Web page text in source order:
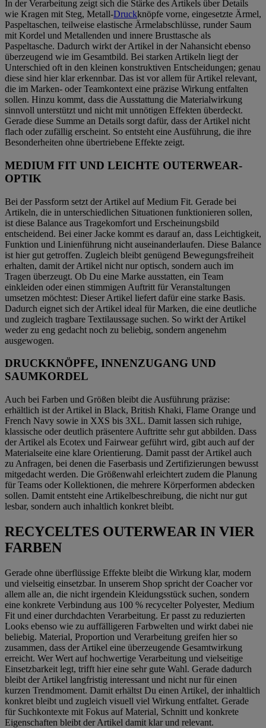
In der Verarbeitung zeigt sich die Stärke des Artikels über Details
wie Kragen mit Steg, Metall-Druckknöpfe vorne, eingesetzte Ärmel,
Paspeltaschen, teilweise elastische Ärmelabschlüsse, runder Saum
mit Kordel und Metallenden und innere Brusttasche als
Paspeltasche. Dadurch wirkt der Artikel in der Nahansicht ebenso
überzeugend wie im Gesamtbild. Bei starken Artikeln liegt der
Unterschied oft in den kleinen konstruktiven Entscheidungen; genau
diese sind hier klar erkennbar. Das ist vor allem für Artikel relevant,
die im Marken- oder Teamkontext eine präzise Wirkung entfalten
sollen. Hinzu kommt, dass die Ausstattung die Materialwirkung
sinnvoll unterstützt und nicht mit unnötigen Effekten überdeckt.
Gerade diese Summe an Details sorgt dafür, dass der Artikel nicht
flach oder zufällig erscheint. So entsteht eine Ausführung, die ihre
Besonderheiten ohne übertriebene Effekte zeigt.
MEDIUM FIT UND LEICHTE OUTERWEAR-
OPTIK
Bei der Passform setzt der Artikel auf Medium Fit. Gerade bei
Artikeln, die in unterschiedlichen Situationen funktionieren sollen,
ist diese Balance aus Tragekomfort und Erscheinungsbild
entscheidend. Bei einer Jacke kommt es darauf an, dass Leichtigkeit,
Funktion und Linienführung nicht auseinanderlaufen. Diese Balance
ist hier gut getroffen. Zugleich bleibt genügend Bewegungsfreiheit
erhalten, damit der Artikel nicht nur optisch, sondern auch im
Tragen überzeugt. Ob Du eine Marke ausstatten, ein Team
einkleiden oder einen stimmigen Auftritt für Veranstaltungen
umsetzen möchtest: Dieser Artikel liefert dafür eine starke Basis.
Dadurch eignet sich der Artikel ideal für Marken, die eine deutliche
und zugleich tragbare Textilaussage suchen. So wirkt der Artikel
weder zu eng gedacht noch zu beliebig, sondern angenehm
ausgewogen.
DRUCKKNÖPFE, INNENZUGANG UND
SAUMKORDEL
Auch bei Farben und Größen bleibt die Ausführung präzise:
erhältlich ist der Artikel in Black, British Khaki, Flame Orange und
French Navy sowie in XXS bis 3XL. Damit lassen sich ruhige,
klassische oder deutlich präsentere Auftritte sehr gut abbilden. Dass
der Artikel als Ecotex und Fairwear geführt wird, gibt auch auf der
Materialseite eine klare Orientierung. Damit passt der Artikel auch
zu Anfragen, bei denen die Faserbasis und Zertifizierungen bewusst
mitgedacht werden. Die Größenwahl erleichtert zudem die Planung
für Teams oder Kollektionen, die mehrere Körperformen abdecken
sollen. Damit entsteht eine Artikelbeschreibung, die nicht nur gut
lesbar, sondern auch inhaltlich konkret bleibt.
RECYCELTES OUTERWEAR IN VIER
FARBEN
Gerade ohne überflüssige Effekte bleibt die Wirkung klar, modern
und vielseitig einsetzbar. In unserem Shop spricht der Coacher vor
allem alle an, die nicht irgendein Kleidungsstück suchen, sondern
eine konkrete Verbindung aus 100 % recycelter Polyester, Medium
Fit und einer durchdachten Verarbeitung. Er passt zu reduzierten
Looks ebenso wie zu auffälligeren Farbwelten und wirkt dabei nie
beliebig. Material, Proportion und Verarbeitung greifen hier so
zusammen, dass der Artikel eine überzeugende Gesamtwirkung
erreicht. Wer Wert auf hochwertige Verarbeitung und vielseitige
Einsetzbarkeit legt, trifft hier eine sehr gute Wahl. Gerade dadurch
bleibt der Artikel langfristig interessant und nicht nur für einen
kurzen Trendmoment. Damit erhältst Du einen Artikel, der inhaltlich
konkret bleibt und zugleich visuell viel Wirkung entfaltet. Gerade
für Suchkontexte mit Fokus auf Material, Schnitt und konkrete
Eigenschaften bleibt der Artikel damit klar und relevant.